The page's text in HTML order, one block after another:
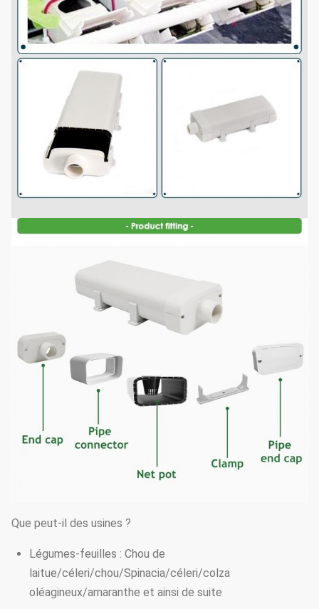
Que peut-il des usines ?
Légumes-feuilles : Chou de
laitue/céleri/chou/Spinacia/céleri/colza
oléagineux/amaranthe et ainsi de suite